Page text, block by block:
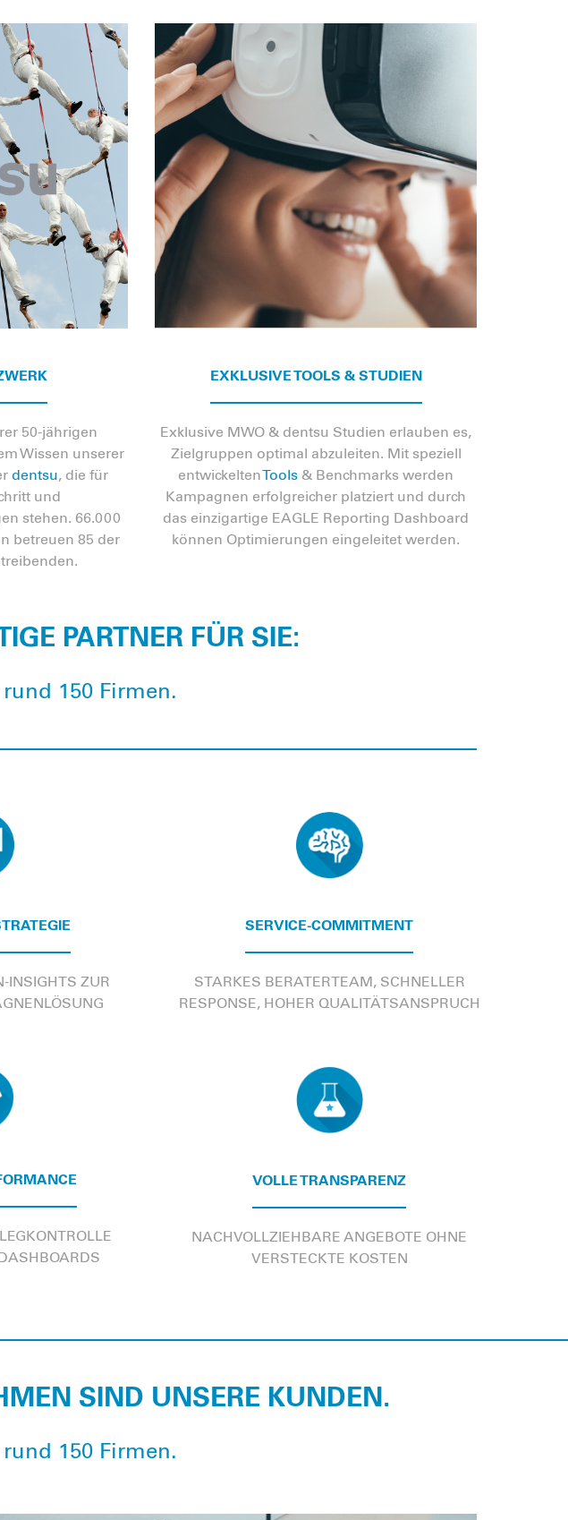
50-jährigen
Wissen unserer
dentsu, die für
und
stehen. 66.000
betreuen 85 der
EXKLUSIVE TOOLS & STUDIEN
Exklusive MWO & dentsu Studien erlauben es,
Zielgruppen optimal abzuleiten. Mit speziell
entwickeltenTools & Benchmarks werden
Kampagnen erfolgreicher platziert und durch
das einzigartige EAGLE Reporting Dashboard
können Optimierungen eingeleitet werden.
PARTNER FÜR SIE:
150 Firmen.
INSIGHTS ZUR
SERVICE-COMMITMENT
STARKES BERATERTEAM, SCHNELLER
RESPONSE, HOHER QUALITÄTSANSPRUCH
VOLLE TRANSPARENZ
NACHVOLLZIEHBARE ANGEBOTE OHNE
VERSTECKTE KOSTEN
SIND UNSERE KUNDEN.
150 Firmen.